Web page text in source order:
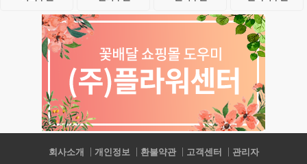
회사소개 개인정보 환불약관 고객센터
관리자